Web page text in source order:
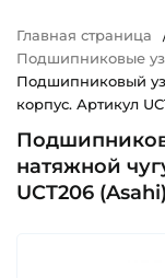
Главная страница
Подшипниковые
Подшипниковый
корпус. Артикул
натяжной
UCT206 (Asahi)